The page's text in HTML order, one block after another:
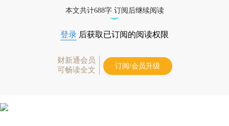
本文共计688字 订阅后继续阅读
登录 后获取已订阅的阅读权限
财新通会员
可畅读全文
订阅/会员升级